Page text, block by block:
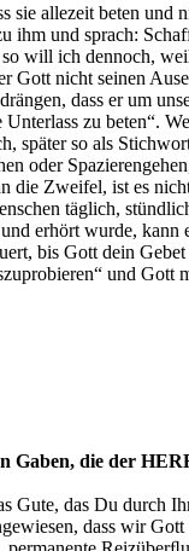
sie allezeit beten
ihm und sprach:
will ich dennoch,
Gott nicht seinen
dass er um
zu beten“.
später so als
oder
die Zweifel, ist es
täglich,
erhört wurde, kann
bis Gott dein
und
Gaben, die der
Gute, das Du durch
dass wir